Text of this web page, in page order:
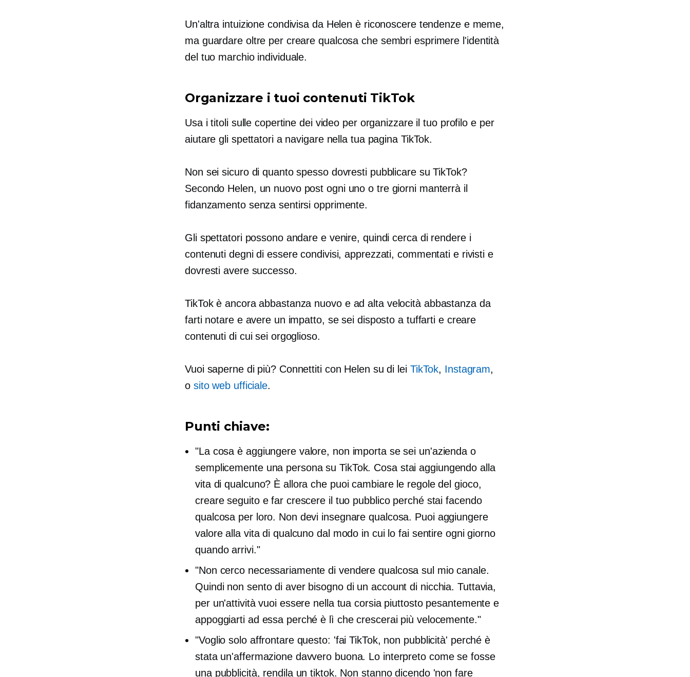
Un'altra intuizione condivisa da Helen è riconoscere tendenze e meme,
ma guardare oltre per creare qualcosa che sembri esprimere l'identità
del tuo marchio individuale.
Organizzare i tuoi contenuti TikTok
Usa i titoli sulle copertine dei video per organizzare il tuo profilo e per
aiutare gli spettatori a navigare nella tua pagina TikTok.
Non sei sicuro di quanto spesso dovresti pubblicare su TikTok?
Secondo Helen, un nuovo post ogni uno o tre giorni manterrà il
fidanzamento senza sentirsi opprimente.
Gli spettatori possono andare e venire, quindi cerca di rendere i
contenuti degni di essere condivisi, apprezzati, commentati e rivisti e
dovresti avere successo.
TikTok è ancora abbastanza nuovo e ad alta velocitàabbastanza da
farti notare e avere un impatto, se sei disposto a tuffarti e creare
contenuti di cui sei orgoglioso.
Vuoi saperne di più? Connettiti con Helen su di lei TikTok, Instagram,
o sito web ufficiale.
Punti chiave:
"La cosa è aggiungere valore, non importa se sei un'azienda o
semplicemente una persona su TikTok. Cosa stai aggiungendo alla
vita di qualcuno? È allora che puoi cambiare le regole del gioco,
creare seguito e far crescere il tuo pubblico perché stai facendo
qualcosa per loro. Non devi insegnare qualcosa. Puoi aggiungere
valore alla vita di qualcuno dal modo in cui lo fai sentire ogni giorno
quando arrivi."
"Non cerco necessariamente di vendere qualcosa sul mio canale.
Quindi non sento di aver bisogno di un account di nicchia. Tuttavia,
per un'attività vuoi essere nella tua corsia piuttosto pesantemente e
appoggiarti ad essa perché è lì che crescerai più velocemente."
"Voglio solo affrontare questo: 'fai TikTok, non pubblicità' perché è
stata un'affermazione davvero buona. Lo interpreto come se fosse
una pubblicità, rendila un tiktok. Non stanno dicendo 'non fare